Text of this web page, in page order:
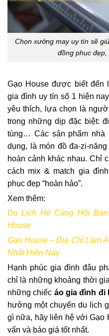
Chọn xưởng may uy tín sẽ
đồng phục
Gạo House được biết đến
gia đình uy tín số 1 hiện
yêu thích, lựa chọn là
trong những dịp đặc biệt:
tùng… Các sản phẩm
dụng, là món đồ đa-zi-
hoàn cảnh khác nhau. Chỉ
cách mix & match gia
phục đẹp “hoàn hảo”.
Xem thêm:
Du Lịch Hè Cùng Hội
House
Gạo House – Địa Chỉ Làm
Nhất Hiện Nay
Hạnh phúc gia đình đâu
chỉ là những khoảng thời
những chiếc áo gia đình đi
hưởng một chuyến du lịch
gì nữa, hãy liên hệ với Gạo
vấn và báo giá tốt nhất.